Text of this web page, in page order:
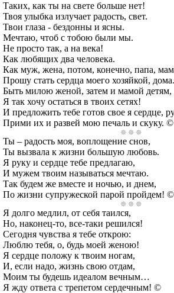
Таких, как ты на свете больше нет!
Твоя улыбка излучает радость, свет.
Твои глаза - бездонны и ясны.
Мечтаю, чтоб с тобою были мы.
Не просто так, а на века!
Как любящих два человека.
Как муж, жена, потом, конечно, папа,
Прошу стать сердца моего хозяйкой, дома.
Быть милою женой, затем и мамой детям,
Я так хочу остаться в твоих сетях!
И предложить тебе готов свое я сердце,
Прими их и развей мою печаль и скуку. ©
Ты – радость моя, воплощение снов,
Ты вызвала к жизни большую любовь.
Я руку и сердце тебе предлагаю,
И мужем твоим называться мечтаю.
Так будем же вместе и ночью, и днем,
По жизни супружеской парой пройдем! ©
Я долго медлил, от себя таился,
Но, наконец-то, все-таки решился!
Сегодня чувства я тебе открою:
Люблю тебя, о, будь моей женою!
Я сердце положу к твоим ногам,
И, если надо, жизнь свою отдам,
Моим ты будешь идеалом вечным…
Я жду ответа с трепетом сердечным! ©